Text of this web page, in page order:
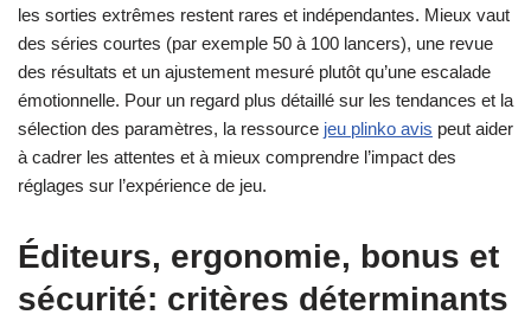
les sorties extrêmes restent rares et indépendantes. Mieux vaut
des séries courtes (par exemple 50 à 100 lancers), une revue
des résultats et un ajustement mesuré plutôt qu’une escalade
émotionnelle. Pour un regard plus détaillé sur les tendances et la
sélection des paramètres, la ressource jeu plinko avis peut aider
à cadrer les attentes et à mieux comprendre l’impact des
réglages sur l’expérience de jeu.
Éditeurs, ergonomie, bonus et
sécurité: critères déterminants